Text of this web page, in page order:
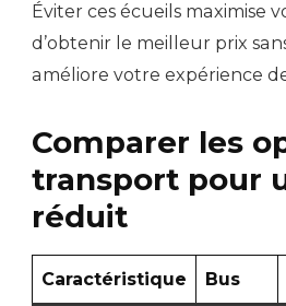
Éviter ces écueils maximise
d’obtenir le meilleur prix
améliore votre expérience
Comparer les
transport pour
réduit
Caractéristique Bus